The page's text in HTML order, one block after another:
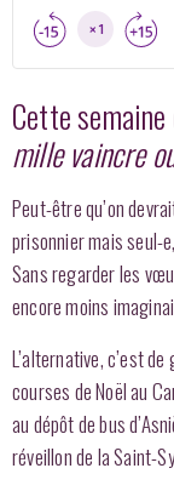
Cette semaine
mille vaincre
Peut-être qu’on
prisonnier mais seul-
Sans regarder les
encore moins
L’alternative, c’est
courses de Noël au
au dépôt de bus
réveillon de la Saint-